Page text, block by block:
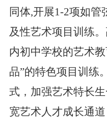
同体,开展1-2项如
及性艺术项目训练
内初中学校的艺术
品”的特色项目训练
式，加强艺术特长
宽艺术人才成长通